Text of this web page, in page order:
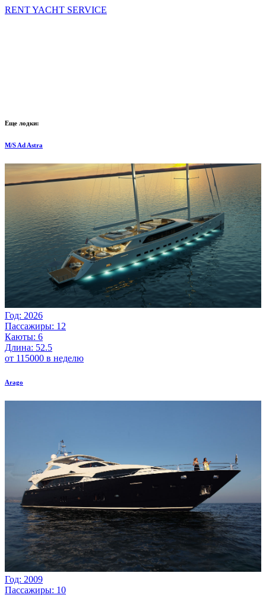
RENT YACHT SERVICE
Еще лодки:
M/S Ad Astra
Год: 2026
Пассажиры: 12
Каюты: 6
Длина: 52.5
от 115000 в неделю
Arago
Год: 2009
Пассажиры: 10